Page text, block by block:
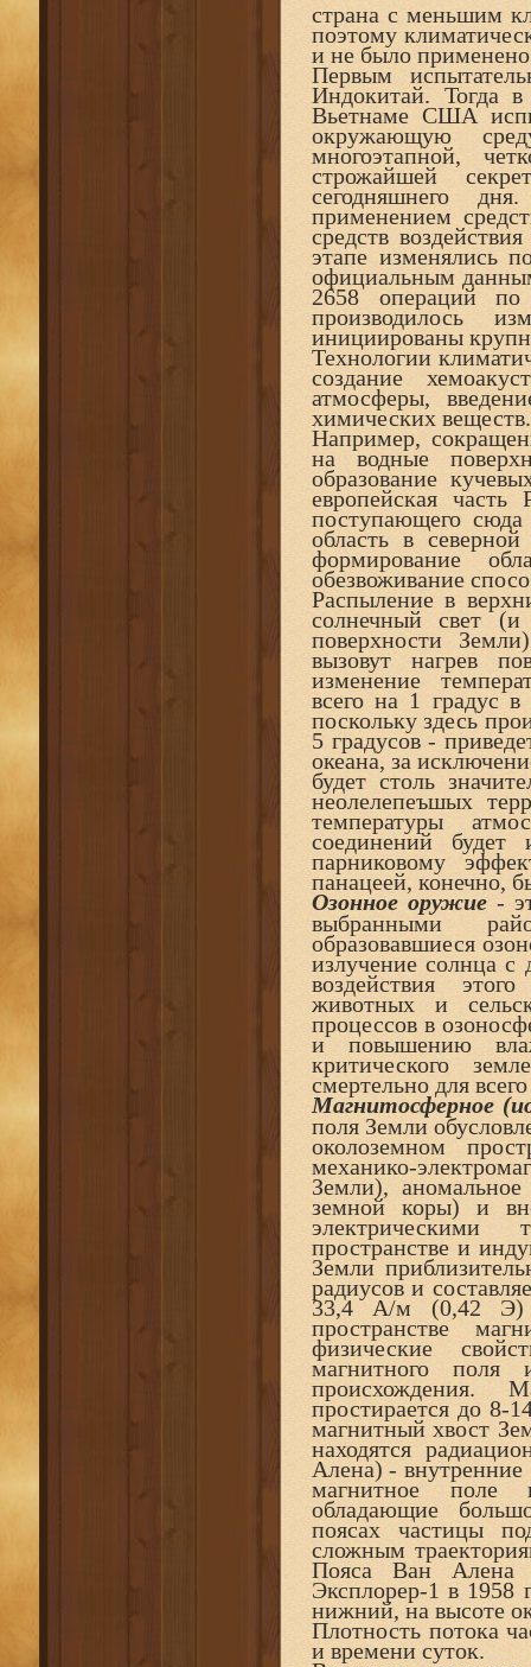
страна с меньшим
поэтому
и не было
Первым
Индокитай. Тогда
Вьетнаме США
окружающую
многоэтапной,
строжайшей
сегодняшнего
применением
средств
этапе изменялись
официальным
2658 операций по
производилось
инициированы
Технологии
создание
атмосферы,
химических веществ.
Например,
на водные
образование
европейская часть
поступающего сюда
область в
формирование
обезвоживание
Распыление в
солнечный свет
поверхности
вызовут нагрев
изменение
всего на 1 градус
поскольку здесь
5 градусов -
океана, за
будет столь
неолелепеъшых
температуры
соединений будет
парниковому
панацеей, конечно,
Озонное оружие -
выбранными
образовавшиеся
излучение солнца
воздействия
животных и
процессов в
и повышению
критического
смертельно для
Магнитосферное
поля Земли
околоземном
механико-
Земли),
земной коры) и
пространстве и
Земли
радиусов и
33,4 А/м (0,42 Э)
пространстве
физические
магнитного поля
происхождения.
простирается до 8-
магнитный хвост
находятся
Алена) -
магнитное поле
обладающие
поясах частицы
сложным
Пояса Ван
Эксплорер-1 в 1958
нижний, на высоте
Плотность потока
и времени суток.